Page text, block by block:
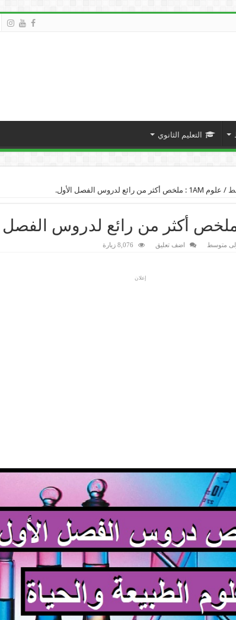
التعليم الثانوي
/ علوم 1AM : ملخص أكثر من رائع لدروس الفصل الأول.
متوسط اضف تعليق 8,076 زيارة
إعلان